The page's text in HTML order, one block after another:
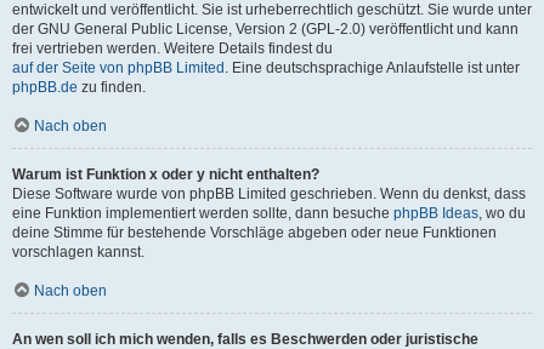
entwickelt und veröffentlicht. Sie ist urheberrechtlich geschützt. Sie wurde unter
der GNU General Public License, Version 2 (GPL-2.0) veröffentlicht und kann
frei vertrieben werden. Weitere Details findest du
auf der Seite von phpBB Limited . Eine deutschsprachige Anlaufstelle ist unter
phpBB.de zu finden.
Nach oben
Warum ist Funktion x oder y nicht enthalten?
Diese Software wurde von phpBB Limited geschrieben. Wenn du denkst, dass
eine Funktion implementiert werden sollte, dann besuche phpBB Ideas, wo du
deine Stimme für bestehende Vorschläge abgeben oder neue Funktionen
vorschlagen kannst.
Nach oben
An wen soll ich mich wenden, falls es Beschwerden oder juristische